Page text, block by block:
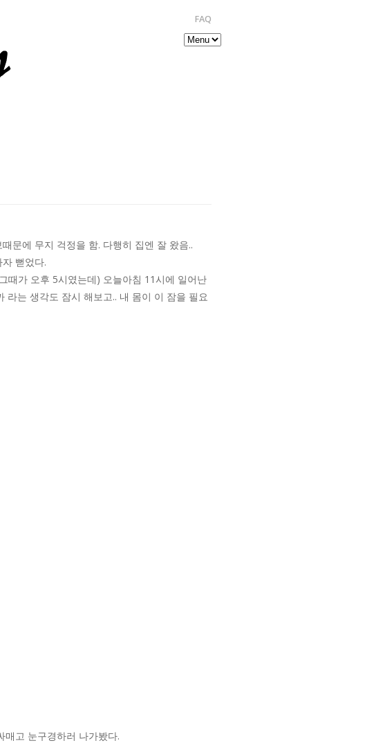
FAQ
문에 무지 걱정을 함. 다행히 집엔 잘 왔음..
뻗었다.
때가 오후 5시였는데) 오늘아침 11시에 일어난
라는 생각도 잠시 해보고.. 내 몸이 이 잠을 필요
고 눈구경하러 나가봤다.